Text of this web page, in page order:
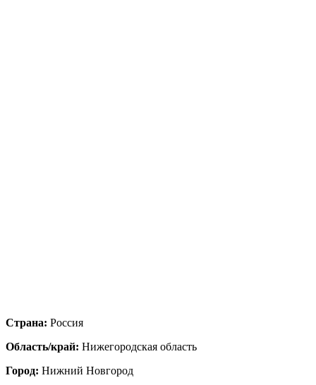
Страна: Россия
Область/край: Нижегородская область
Город: Нижний Новгород